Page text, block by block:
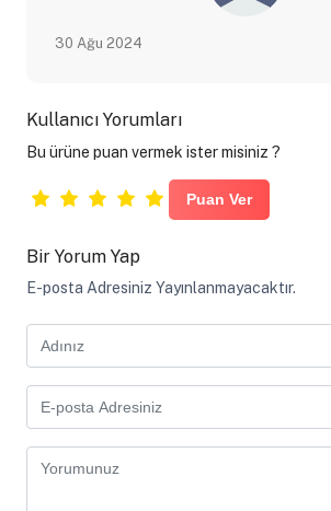
30 Ağu 2024
Kullanıcı Yorumları
Bu ürüne puan vermek ister misiniz ?
Bir Yorum Yap
E-posta Adresiniz Yayınlanmayacaktır.